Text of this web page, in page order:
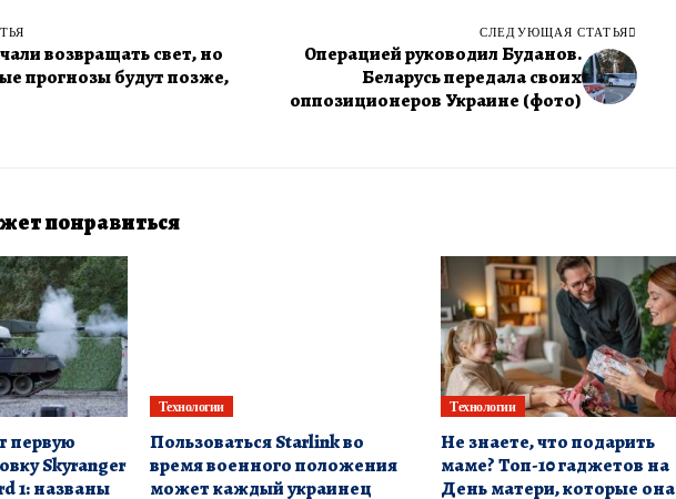
возвращать свет, но
прогнозы будут позже,
СЛЕДУЮЩАЯ СТАТЬЯ
Операцией руководил Буданов.
Беларусь передала своих
оппозиционеров Украине (фото)
понравиться
первую
Skyranger
1: названы
Технологии
Пользоваться Starlink во
время военного положения
может каждый украинец
Технологии
Не знаете, что подарить
маме? Топ-10 гаджетов на
День матери, которые она